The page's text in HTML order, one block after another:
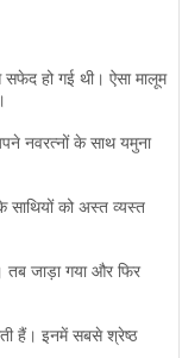
हो गई थी। ऐसा मालूम
नवरत्नों के साथ यमुना
साथियों को अस्त व्यस्त
जाड़ा गया और फिर
हैं। इनमें सबसे श्रेष्ठ